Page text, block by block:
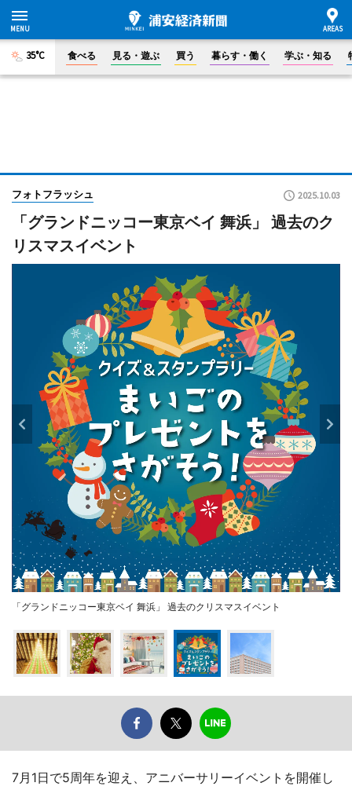
35°C 食べる 見る・遊ぶ 買う 暮らす・働く 学ぶ・知る
フォトフラッシュ 2025.10.03
「グランドニッコー東京ベイ 舞浜」 過去のク
リスマスイベント
「グランドニッコー東京ベイ 舞浜」 過去のクリスマスイベント
7月1日で5周年を迎え、アニバーサリーイベントを開催し